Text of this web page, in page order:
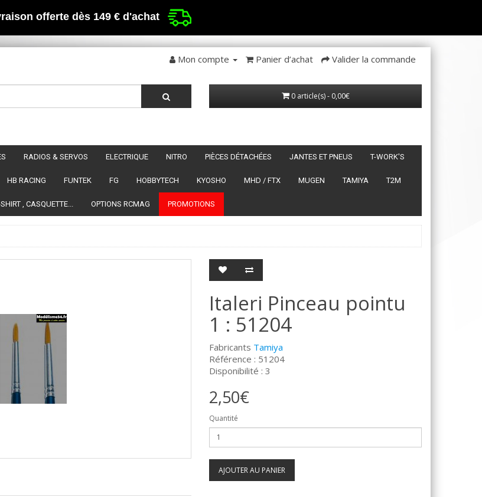
offerte dès 149 € d'achat
Mon compte Panier d’achat Valider la commande
0 article(s) - 0,00€
RADIOS & SERVOS ELECTRIQUE NITRO PIÈCES DÉTACHÉES JANTES ET PNEUS T-WORK'S
HB RACING FUNTEK FG HOBBYTECH KYOSHO MHD / FTX MUGEN TAMIYA T2M
, CASQUETTE... OPTIONS RCMAG PROMOTIONS
Italeri Pinceau pointu
1 : 51204
Fabricants Tamiya
Référence : 51204
Disponibilité : 3
2,50€
Quantité
AJOUTER AU PANIER